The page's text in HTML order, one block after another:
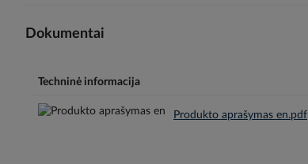
Dokumentai
Techninė informacija
Produkto aprašymas en.pdf